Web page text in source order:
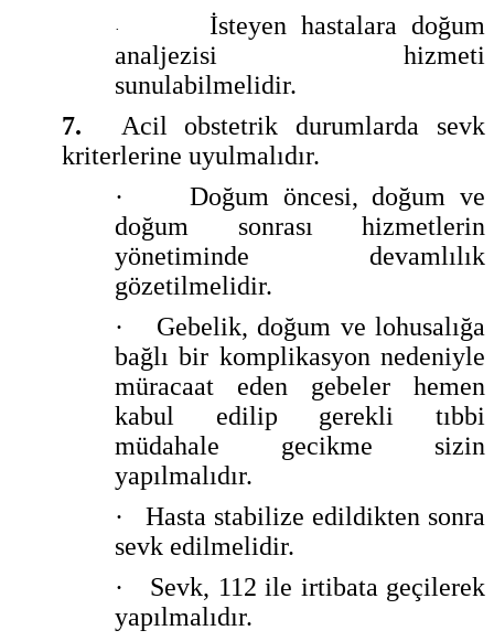
·
İsteyen hastalara doğum
analjezisi hizmeti
sunulabilmelidir.
7.
Acil obstetrik durumlarda sevk
kriterlerine uyulmalıdır.
·
Doğum öncesi, doğum ve
doğum sonrası hizmetlerin
yönetiminde devamlılık
gözetilmelidir.
·
Gebelik, doğum ve lohusalığa
bağlı bir komplikasyon nedeniyle
müracaat eden gebeler hemen
kabul edilip gerekli tıbbi
müdahale gecikme sizin
yapılmalıdır.
·
Hasta stabilize edildikten sonra
sevk edilmelidir.
·
Sevk, 112 ile irtibata geçilerek
yapılmalıdır.